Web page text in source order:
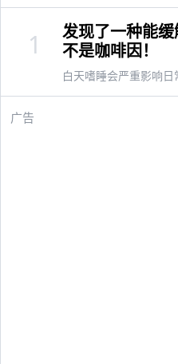
发现了一种能
不是咖啡因！
白天嗜睡会严重影响日
1
广告